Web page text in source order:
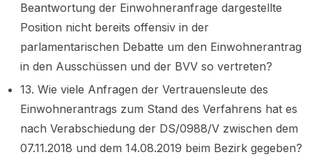
Beantwortung der Einwohneranfrage dargestellte
Position nicht bereits offensiv in der
parlamentarischen Debatte um den Einwohnerantrag
in den Ausschüssen und der BVV so vertreten?
13. Wie viele Anfragen der Vertrauensleute des
Einwohnerantrags zum Stand des Verfahrens hat es
nach Verabschiedung der DS/0988/V zwischen dem
07.11.2018 und dem 14.08.2019 beim Bezirk gegeben?